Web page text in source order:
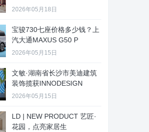
新
2026年05月18日
宝骏730七座价格多少钱？上
汽大通MAXUS G50 P
2026年05月15日
文敏·湖南省长沙市美迪建筑
装饰揽获INNODESIGN
2026年05月15日
LD | NEW PRODUCT 艺匠·
花园，点亮家居生